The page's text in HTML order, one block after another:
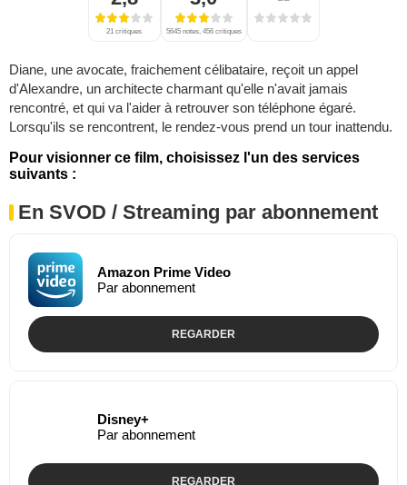
21 critiques 5645 notes, 456 critiques
Diane, une avocate, fraichement célibataire, reçoit un appel
d'Alexandre, un architecte charmant qu'elle n'avait jamais
rencontré, et qui va l'aider à retrouver son téléphone égaré.
Lorsqu'ils se rencontrent, le rendez-vous prend un tour inattendu.
Pour visionner ce film, choisissez l'un des services
suivants :
En SVOD / Streaming par abonnement
Amazon Prime Video
Par abonnement
REGARDER
Disney+
Par abonnement
REGARDER